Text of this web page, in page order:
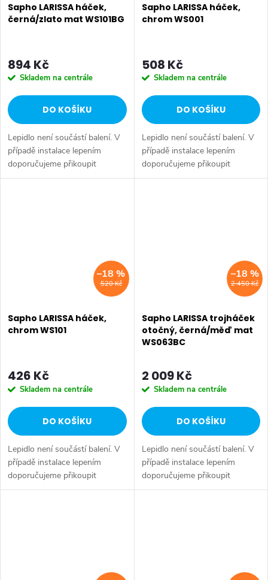
Sapho LARISSA háček,
černá/zlato mat WS101BG
894 Kč
Skladem na centrále
DO KOŠÍKU
Lepidlo není součástí balení. V
případě instalace lepením
doporučujeme přikoupit
Upevňovací sadu pro lepení
Sapho LARISSA háček,
chrom WS001
508 Kč
Skladem na centrále
DO KOŠÍKU
Lepidlo není součástí balení. V
případě instalace lepením
doporučujeme přikoupit
Upevňovací sadu pro lepení
520 Kč
–18 %
Sapho LARISSA háček,
chrom WS101
426 Kč
Skladem na centrále
DO KOŠÍKU
Lepidlo není součástí balení. V
případě instalace lepením
doporučujeme přikoupit
Upevňovací sadu pro lepení
2 450 Kč
–18 %
Sapho LARISSA trojháček
otočný, černá/měď mat
WS063BC
2 009 Kč
Skladem na centrále
DO KOŠÍKU
Lepidlo není součástí balení. V
případě instalace lepením
doporučujeme přikoupit
Upevňovací sadu pro lepení